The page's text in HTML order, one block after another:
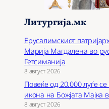
Литургија.мк
Ерусалимскиот
Марија Магдалена во
Гетсиманија
8 август 2026
Повеќе од 20.000 луѓе се
икона на Божјата Мајка
8 август 2026